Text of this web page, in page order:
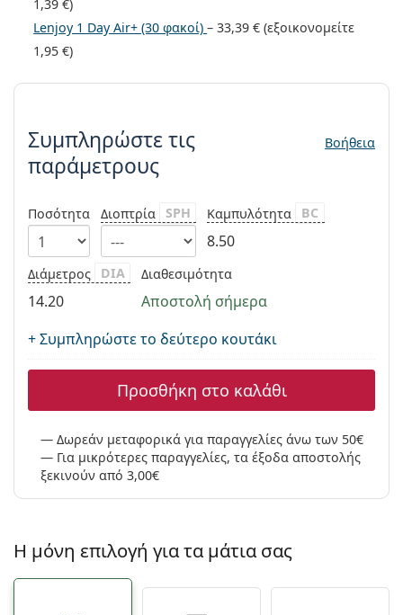
Όλες οι μάρκες
Persol
Prada
Όλα τα υγρά φακών
1,39 €)
Lenjoy 1 Day Air+ (30 φακοί)–33,39 € (εξοικονομείτε
1,95 €)
Συμπληρώστε τις παράμετρους
Συμπληρώστε τις
παράμετρους
Βοήθεια
Ποσότητα Διοπτρία SPH Καμπυλότητα BC
8.50
Διάμετρος DIA
14.20
Διαθεσιμότητα
Αποστολή σήμερα
+ Συμπληρώστε το δεύτερο κουτάκι
Προσθήκη στο καλάθι
Δωρεάν μεταφορικά για παραγγελίες άνω των 50€
Για μικρότερες παραγγελίες, τα έξοδα αποστολής
ξεκινούν από 3,00€
Η μόνη επιλογή για τα μάτια σας